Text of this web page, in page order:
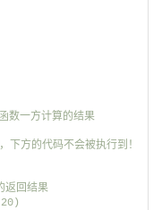
数一方计算的结果
方的代码不会被执行到！
返回结果